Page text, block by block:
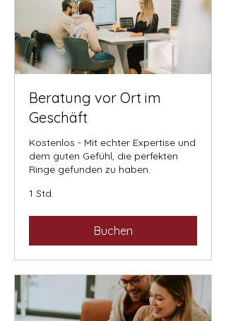
Beratung vor Ort im
Geschäft
Kostenlos - Mit echter Expertise und
dem guten Gefühl, die perfekten
Ringe gefunden zu haben.
1 Std.
Buchen